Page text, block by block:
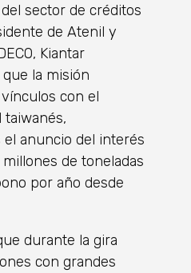
sector de créditos
de Atenil y
Kiantar
la misión
con el
taiwanés,
anuncio del interés
de toneladas
por año desde
durante la gira
con grandes